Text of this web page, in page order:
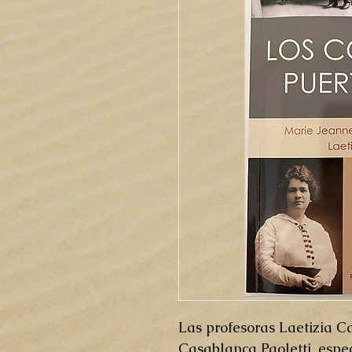
Las profesoras Laetizia